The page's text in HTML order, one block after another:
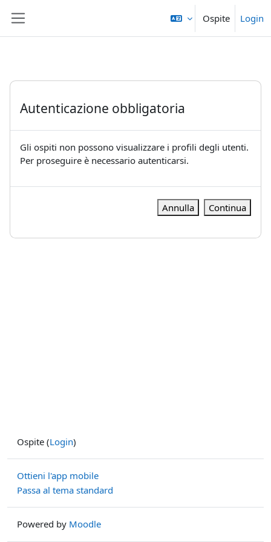
Ospite Login
Autenticazione obbligatoria
Gli ospiti non possono visualizzare i profili degli utenti.
Per proseguire è necessario autenticarsi.
Annulla Continua
Ospite (Login)
Ottieni l'app mobile
Passa al tema standard
Powered by Moodle